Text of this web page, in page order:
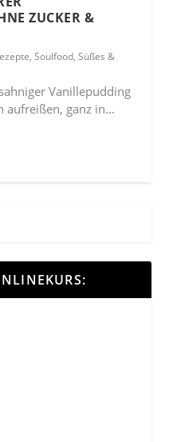
ZUCKER &
,Soulfood,Süßes &
Vanillepudding
aufreißen, ganz in...